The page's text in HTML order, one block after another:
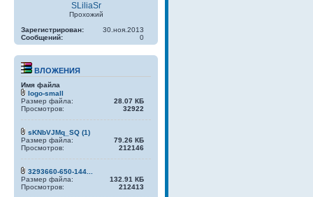
SLiliaSr
Прохожий
Зарегистрирован:
30.ноя.2013
Сообщений:
0
ВЛОЖЕНИЯ
Имя файла
logo-small
Размер файла:
28.07 КБ
Просмотров:
32922
sKNbVJMq_SQ (1)
Размер файла:
79.26 КБ
Просмотров:
212146
3293660-650-144...
Размер файла:
132.91 КБ
Просмотров:
212413